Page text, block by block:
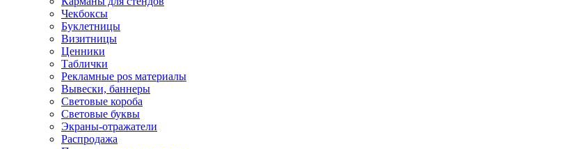
Чекбоксы
Буклетницы
Визитницы
Ценники
Таблички
Рекламные pos материалы
Вывески, баннеры
Световые короба
Световые буквы
Экраны-отражатели
Распродажа